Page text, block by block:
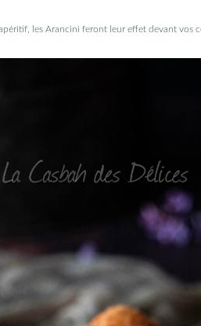
les Arancini feront leur effet devant vos